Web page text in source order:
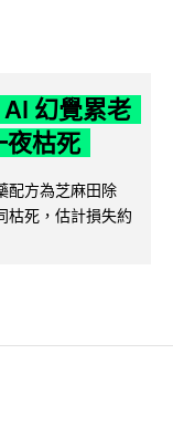
幻覺累老
夜枯死
配方為芝麻田除
枯死，估計損失約